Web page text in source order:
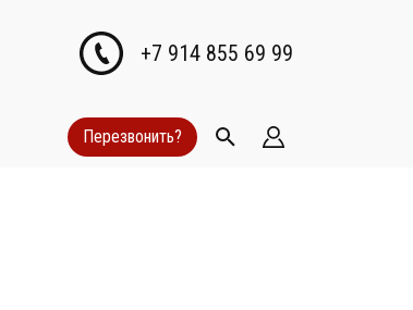
+7 914 855 69 99
Перезвонить?